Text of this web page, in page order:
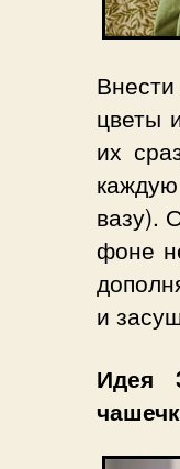
цветы
их
вазу).
фоне
и
Идея